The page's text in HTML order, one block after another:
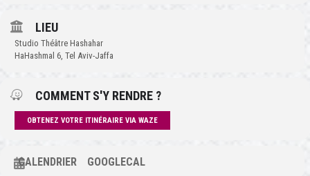
LIEU
Studio Théâtre Hashahar
HaHashmal 6, Tel Aviv-Jaffa
COMMENT S'Y RENDRE ?
OBTENEZ VOTRE ITINÉRAIRE VIA WAZE
CALENDRIER GOOGLECAL